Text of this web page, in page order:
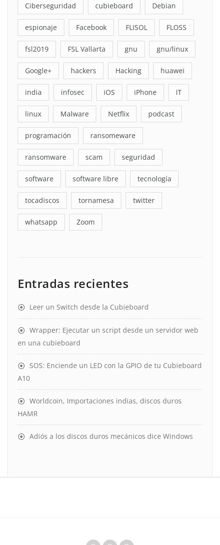
Ciberseguridad cubieboard Debian
espionaje Facebook FLISOL FLOSS
fsl2019 FSL Vallarta gnu gnu/linux
Google+ hackers Hacking huawei
india infosec iOS iPhone IT
linux Malware Netflix podcast
programación ransomeware
ransomware scam seguridad
software software libre tecnología
tocadiscos tornamesa twitter
whatsapp Zoom
Entradas recientes
Leer un Switch desde la Cubieboard
Wrapper: Ejecutar un script desde un servidor web
en una cubieboard
SOS: Enciende un LED con la GPIO de tu Cubieboard
A10
Worldcoin, Importaciones indias, discos duros
HAMR
Adiós a los discos duros mecánicos dice Windows